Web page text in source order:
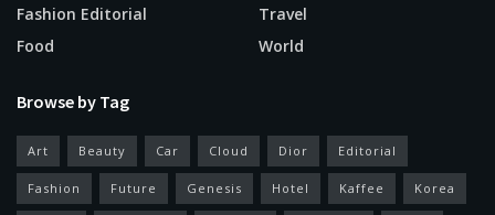
Fashion Editorial
Food
Travel
World
Browse by Tag
Art Beauty Car Cloud Dior Editorial
Fashion Future Genesis Hotel Kaffee Korea